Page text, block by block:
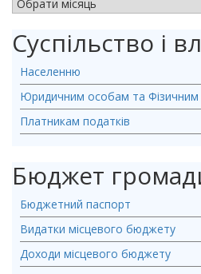
Суспільство і
Населенню
Юридичним особам та Фізичним
Платникам податків
Бюджет
Бюджетний паспорт
Видатки місцевого бюджету
Доходи місцевого бюджету